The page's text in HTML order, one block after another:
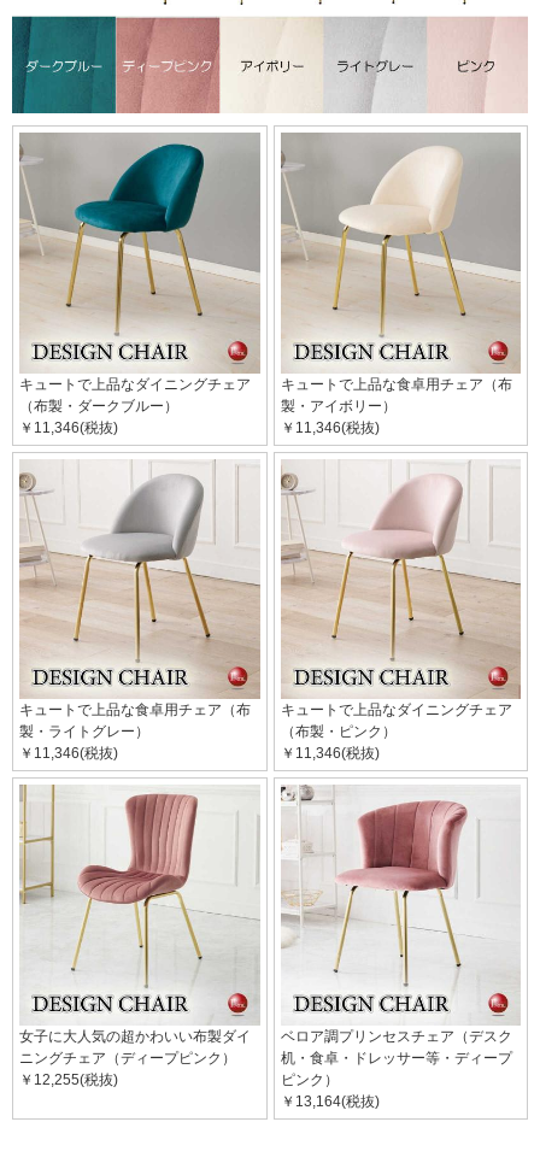
キュートで上品なダイニングチェア
（布製・ダークブルー）
￥11,346(税抜)
キュートで上品な食卓用チェア（布
製・アイボリー）
￥11,346(税抜)
キュートで上品な食卓用チェア（布
製・ライトグレー）
￥11,346(税抜)
キュートで上品なダイニングチェア
（布製・ピンク）
￥11,346(税抜)
女子に大人気の超かわいい布製ダイ
ニングチェア（ディープピンク）
￥12,255(税抜)
ベロア調プリンセスチェア（デスク
机・食卓・ドレッサー等・ディープ
ピンク）
￥13,164(税抜)